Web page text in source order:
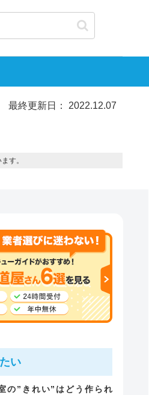
最終更新日： 2022.12.07
す。
い
の”きれい”はどう作られ